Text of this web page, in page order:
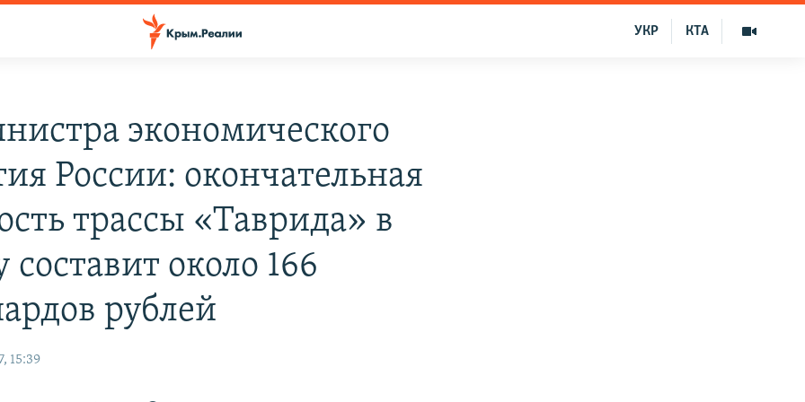
КТА
УКР
экономического
России: окончательная
трассы «Таврида» в
около 166
рублей
15:39